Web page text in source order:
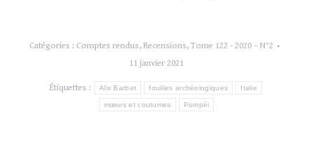
Catégories : Comptes rendus, Recensions, Tome 122 - 2020 – N°2
11 janvier 2021
Étiquettes : Alix Barbet fouilles archéologiques Italie
mœurs et coutumes Pompéi